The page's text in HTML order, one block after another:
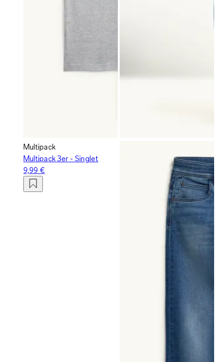
Multipack
Multipack 3er - Singlet
9,99 €